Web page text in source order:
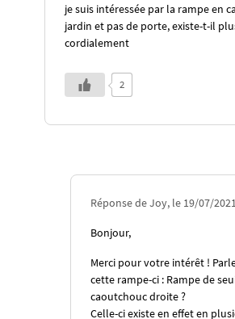
je suis intéressée par la rampe en
jardin et pas de porte, existe-t-il
cordialement
2
Réponse de Joy, le 19/07/
Bonjour,
Merci pour votre intérêt !
cette rampe-ci : Rampe de
caoutchouc droite?
Celle-ci existe en effet en